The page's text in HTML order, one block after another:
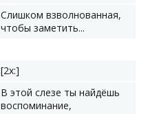
Слишком взволнованная,
чтобы заметить...
[2x:]
В этой слезе ты найдёшь
воспоминание,